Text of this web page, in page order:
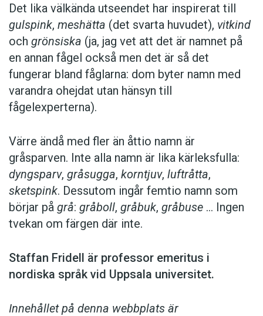
Det lika välkända utseendet har inspirerat till
gulspink, meshätta (det svarta huvudet), vitkind
och grönsiska (ja, jag vet att det är namnet på
en ­annan fågel också men det är så det
fungerar bland fåglarna: dom byter namn med
var­andra ohejdat utan hänsyn till
fågelexperterna).
Värre ändå med fler än åttio namn är
gråsparven. Inte alla namn är lika kärleks­fulla:
dyngsparv, gråsugga, korntjuv, luftråtta,
sketspink. Dessutom ingår femtio namn som
börjar på grå: gråboll, gråbuk, gråbuse … Ingen
tvekan om färgen där inte.
Staffan Fridell är ­professor ­emeritus i
nordiska språk vid ­Uppsala universitet.
Innehållet på denna webbplats är